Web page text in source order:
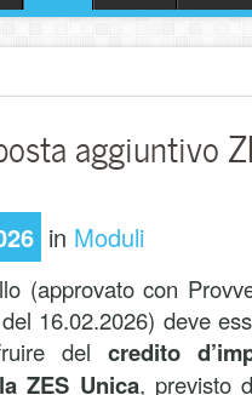
aggiuntivo
in Moduli
(approvato con
16.02.2026) deve
del credito
ZES Unica, previsto